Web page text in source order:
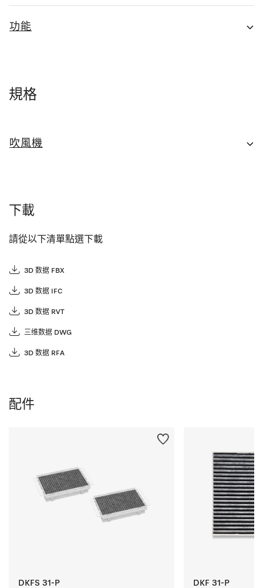
功能
規格
吹風機
下載
請從以下清單點選下載
3D 数据 FBX
3D 数据 IFC
3D 数据 RVT
三维数据 DWG
3D 数据 RFA
配件
DKFS 31-P
DKF 31-P